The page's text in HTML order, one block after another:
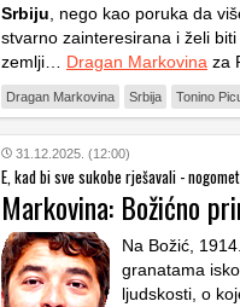
Srbiju , nego kao poruka da
stvarno zainteresirana i želi
zemlji… Dragan Markovina za
Dragan Markovina Srbija Tonino
31.12.2025. (12:00)
E, kad bi sve sukobe rješavali -
Markovina: Božićno
Na Božić,
granatama
ljudskosti, o